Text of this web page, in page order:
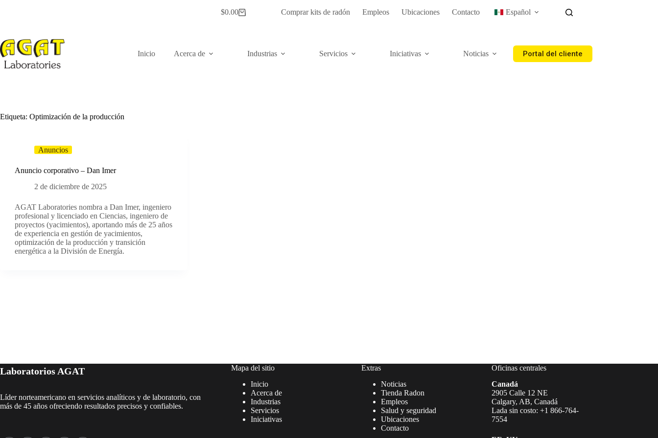
Carrito
$0.00 Comprar kits de radón Empleos Ubicaciones Contacto Español
Inicio Acerca de Industrias Servicios Iniciativas Noticias Portal del cliente
Etiqueta: Optimización de la producción
Anuncios
Anuncio corporativo – Dan Imer
2 de diciembre de 2025
AGAT Laboratories nombra a Dan Imer, ingeniero
profesional y licenciado en Ciencias, ingeniero de
proyectos (yacimientos), aportando más de 25 años
de experiencia en gestión de yacimientos,
optimización de la producción y transición
energética a la División de Energía.
Laboratorios AGAT
Líder norteamericano en servicios analíticos y de laboratorio, con
más de 45 años ofreciendo resultados precisos y confiables.
Mapa del sitio
Inicio
Acerca de
Industrias
Servicios
Iniciativas
Extras
Noticias
Tienda Radon
Empleos
Salud y seguridad
Ubicaciones
Contacto
Oficinas centrales
Canadá
2905 Calle 12 NE
Calgary, AB, Canadá
Lada sin costo: +1 866-764-
7554